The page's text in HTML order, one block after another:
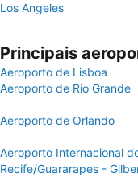
Los Angeles
Principais
Aeroporto de Lisboa
Aeroporto de Rio Grande
Aeroporto de Orlando
Aeroporto Internacional
Recife/Guararapes -